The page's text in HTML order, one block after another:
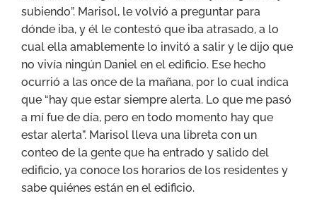
subiendo”. Marisol, le volvió a preguntar para
dónde iba, y él le contestó que iba atrasado, a lo
cual ella amablemente lo invitó a salir y le dijo que
no vivía ningún Daniel en el edificio. Ese hecho
ocurrió a las once de la mañana, por lo cual indica
que “hay que estar siempre alerta. Lo que me pasó
a mí fue de día, pero en todo momento hay que
estar alerta”. Marisol lleva una libreta con un
conteo de la gente que ha entrado y salido del
edificio, ya conoce los horarios de los residentes y
sabe quiénes están en el edificio.